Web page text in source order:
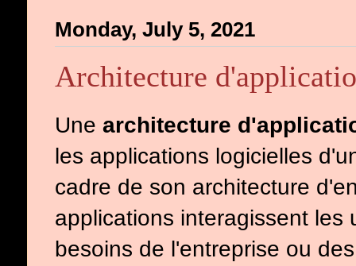
Monday, July 5, 2021
Architecture
Une architecture
les applications logicielles
cadre de son architecture
applications interagissent les
besoins de l'entreprise ou